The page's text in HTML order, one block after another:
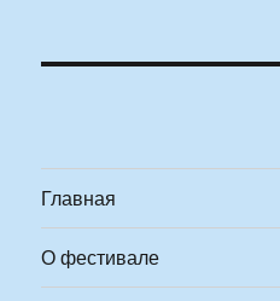
Главная
О фестивале